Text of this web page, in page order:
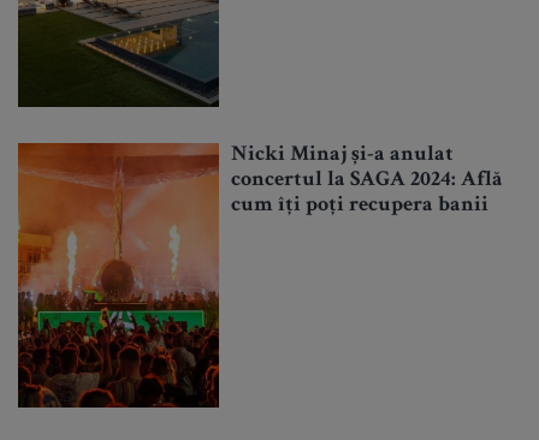
Nicki Minaj și-a anulat
concertul la SAGA 2024: Află
cum îți poți recupera banii